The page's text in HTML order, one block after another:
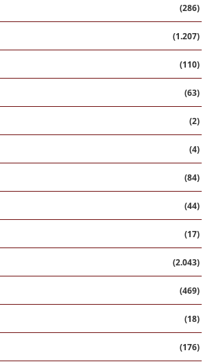
(286)
(1.207)
(110)
(63)
(2)
(4)
(84)
(44)
(17)
(2.043)
(469)
(18)
(176)